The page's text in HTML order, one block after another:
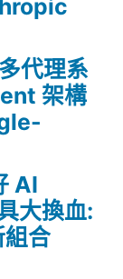
代理系
架構
AI
大換血:
合